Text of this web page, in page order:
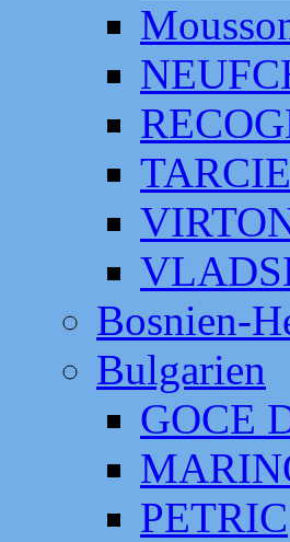
Bosnien-
Bulgarien
GOCE
PETRIC